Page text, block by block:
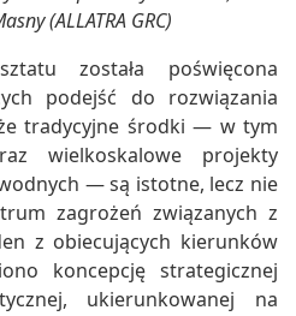
(ALLATRA GRC)
została poświęcona
podejść do rozwiązania
tradycyjne środki — w tym
wielkoskalowe projekty
— są istotne, lecz nie
zagrożeń związanych z
z obiecujących kierunków
koncepcję strategicznej
ukierunkowanej na